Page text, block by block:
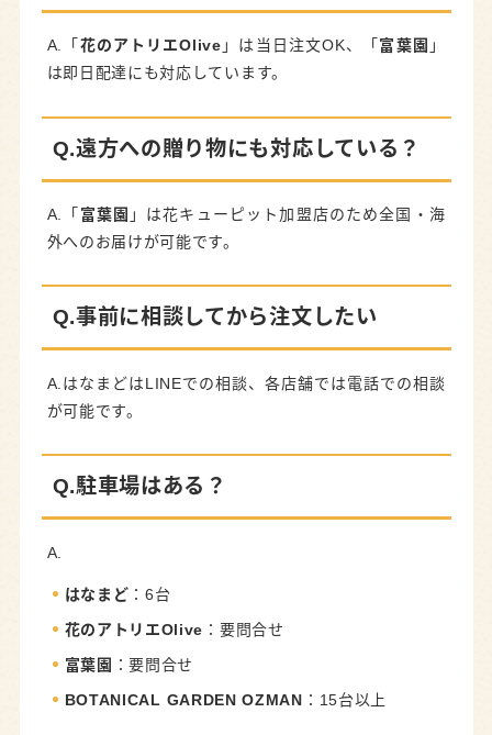
A.「 花のアトリエOlive 」は当日注文OK、「 富葉園 」
は即日配達にも対応しています。
Q.遠方への贈り物にも対応している？
A.「 富葉園 」は花キューピット加盟店のため全国・海
外へのお届けが可能です。
Q.事前に相談してから注文したい
A.はなまどはLINEでの相談、各店舗では電話での相談
が可能です。
Q.駐車場はある？
A.
はなまど ：6台
花のアトリエOlive ：要問合せ
富葉園 ：要問合せ
BOTANICAL GARDEN OZMAN ：15台以上